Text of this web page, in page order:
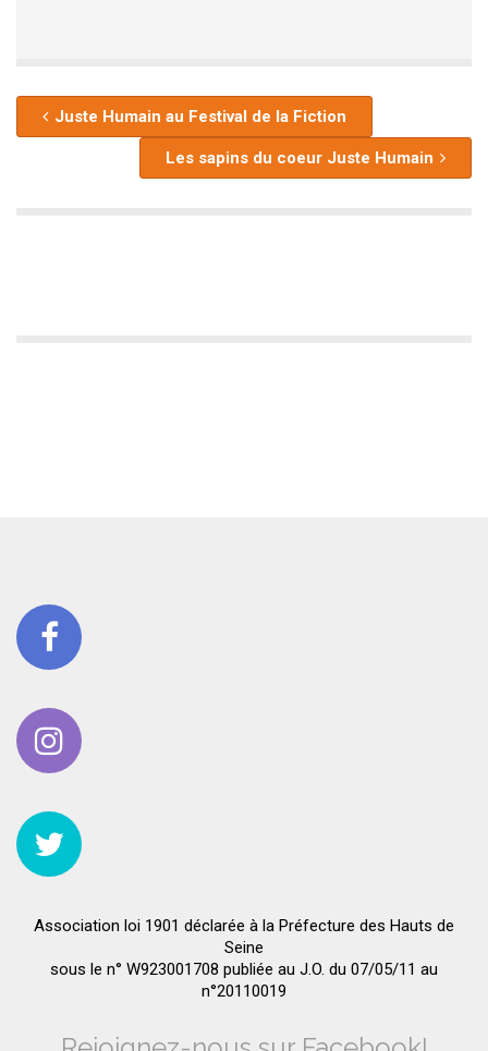
Juste Humain au Festival de la Fiction
Les sapins du coeur Juste Humain
Association loi 1901 déclarée à la Préfecture des Hauts de
Seine
sous le n° W923001708 publiée au J.O. du 07/05/11 au
n°20110019